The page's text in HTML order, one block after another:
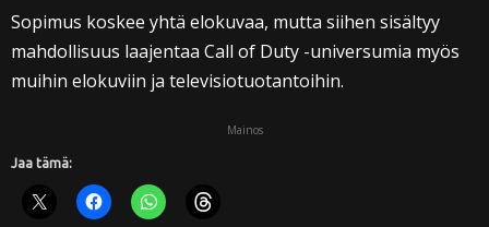
Sopimus koskee yhtä elokuvaa, mutta siihen sisältyy
mahdollisuus laajentaa Call of Duty -universumia myös
muihin elokuviin ja televisiotuotantoihin.
Mainos
Jaa tämä: